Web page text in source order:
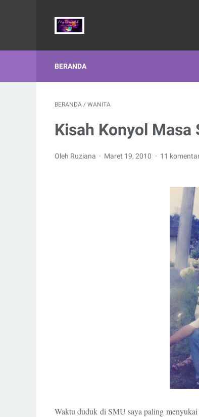
BERANDA
BERANDA / WANITA
Kisah Konyol Masa
Oleh Ruziana Maret 19, 2010 11
Waktu duduk di SMU saya paling menyukai